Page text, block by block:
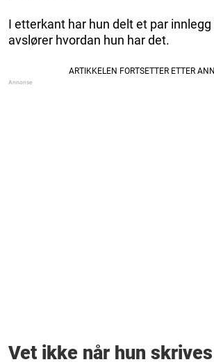
I etterkant har hun delt et par innlegg
avslører hvordan hun har det.
Vet ikke når hun